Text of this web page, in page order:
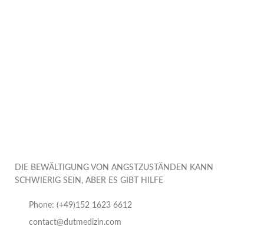
DIE BEWÄLTIGUNG VON ANGSTZUSTÄNDEN KANN
SCHWIERIG SEIN, ABER ES GIBT HILFE
Phone: (+49)152 1623 6612
contact@dutmedizin.com